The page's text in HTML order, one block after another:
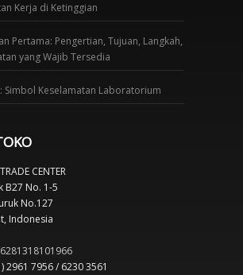
Kerja di Ketinggian
Pertama: Pengertian, Tujuan, Langkah,
yang Wajib Tersedia
Simbol Keselamatan Laboratorium
CENTER
B27 No. 1-5
No.127
Indonesia
6281318101966
2961 7956 / 6230 3561